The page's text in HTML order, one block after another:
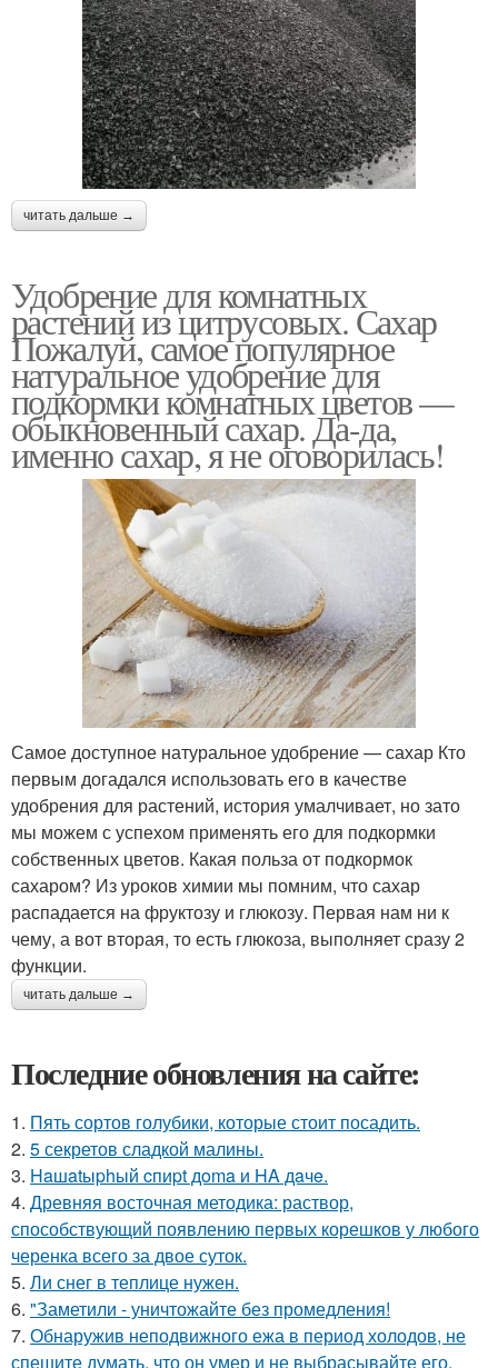
читать дальше →
Удобрение для комнатных
растений из цитрусовых. Сахар
Пожалуй, самое популярное
натуральное удобрение для
подкормки комнатных цветов —
обыкновенный сахар. Да-да,
именно сахар, я не оговорилась!
Самое доступное натуральное удобрение — сахар Кто
первым догадался использовать его в качестве
удобрения для растений, история умалчивает, но зато
мы можем с успехом применять его для подкормки
собственных цветов. Какая польза от подкормок
сахаром? Из уроков химии мы помним, что сахар
распадается на фруктозу и глюкозу. Первая нам ни к
чему, а вот вторая, то есть глюкоза, выполняет сразу 2
функции.
читать дальше →
Последние обновления на сайте:
1. Пять сортов голубики, которые стоит посадить.
2. 5 секретов сладкой малины.
3. Haшatыphый cпиpt дoma и HA дaчe.
4. Древняя восточная методика: раствор,
способствующий появлению первых корешков у любого
черенка всего за двое суток.
5. Ли снег в теплице нужен.
6. "Заметили - уничтожайте без промедления!
7. Обнаружив неподвижного ежа в период холодов, не
спешите думать, что он умер и не выбрасывайте его.